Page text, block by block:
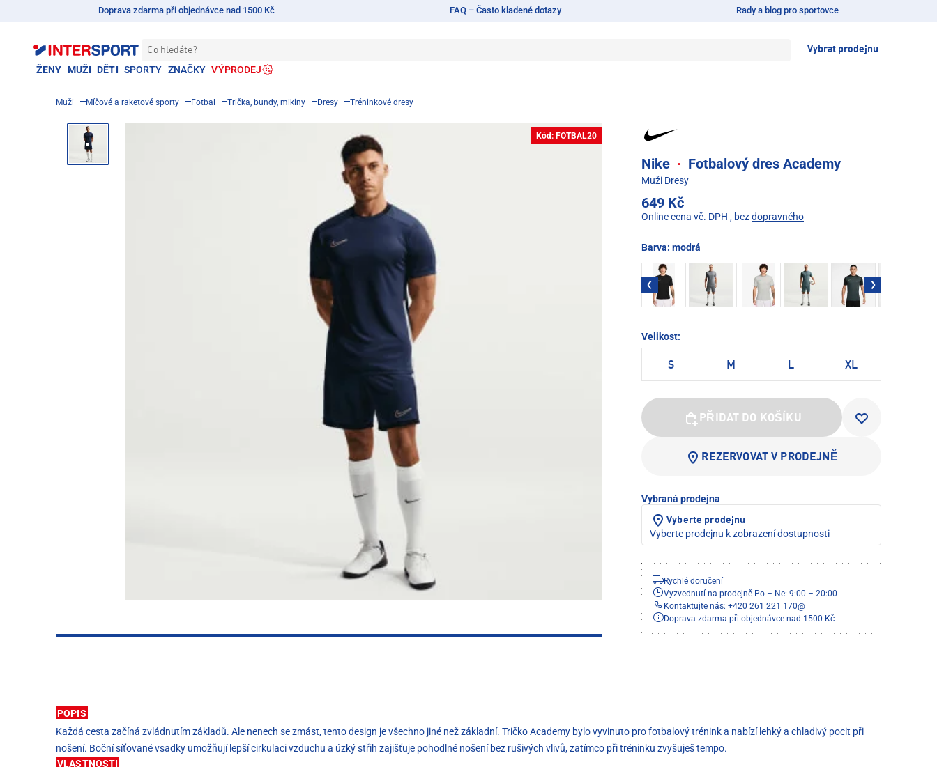
Doprava zdarma při objednávce nad 1500 Kč FAQ – Často kladené dotazy Rady a blog pro sportovce
Co hledáte? Vybrat prodejnu
ŽENY MUŽI DĚTI SPORTY ZNAČKY VÝPRODEJ
Muži Míčové a raketové sporty Fotbal Trička, bundy, mikiny Dresy Tréninkové dresy
Kód: FOTBAL20
Nike · Fotbalový dres Academy
Muži Dresy
649 Kč
Online cena vč. DPH , bezdopravného
Barva: modrá
Velikost:
S M L XL
PŘIDAT DO KOŠÍKU
REZERVOVAT V PRODEJNĚ
Vybraná prodejna
Vyberte prodejnu
Vyberte prodejnu k zobrazení dostupnosti
Rychlé doručení
Vyzvednutí na prodejně Po – Ne: 9:00 – 20:00
Kontaktujte nás: +420 261 221 170@
Doprava zdarma při objednávce nad 1500 Kč
POPIS
Každá cesta začíná zvládnutím základů. Ale nenech se zmást, tento design je všechno jiné než základní. Tričko Academy bylo vyvinuto pro fotbalový trénink a nabízí lehký a chladivý pocit při
nošení. Boční síťované vsadky umožňují lepší cirkulaci vzduchu a úzký střih zajišťuje pohodlné nošení bez rušivých vlivů, zatímco při tréninku zvyšuješ tempo.
VLASTNOSTI